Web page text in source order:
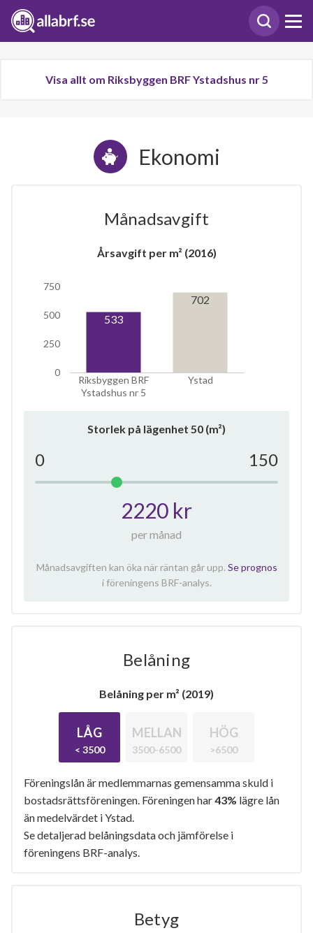
Visa allt om Riksbyggen BRF Ystadshus nr 5
Ekonomi
Månadsavgift
Årsavgift per m² (2016)
Riksbyggen BRF
Ystadshus nr 5
Ystad
0
250
500
750
533
702
Storlek på lägenhet 50 (m²)
0 150
2220 kr
per månad
Månadsavgiften kan öka när räntan går upp. Se prognos
i föreningens BRF-analys.
Belåning
Belåning per m² (2019)
LÅG
< 3500
MELLAN
3500-6500
HÖG
>6500
Föreningslån är medlemmarnas gemensamma skuld i
bostadsrättsföreningen. Föreningen har43% lägre lån
än medelvärdet i Ystad.
Se detaljerad belåningsdata och jämförelse i
föreningens BRF-analys.
Betyg